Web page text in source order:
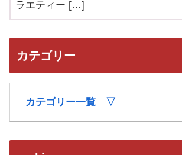
ラエティー […]
カテゴリー
カテゴリー一覧 ▽